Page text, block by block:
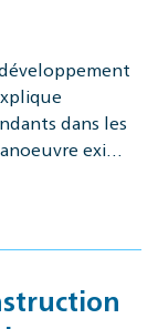
dans les
exi…